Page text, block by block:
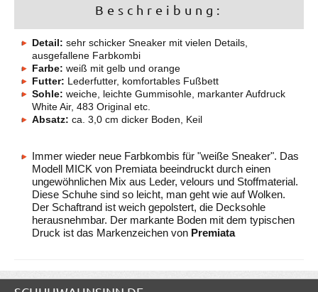
Beschreibung:
Detail: sehr schicker Sneaker mit vielen Details,
ausgefallene Farbkombi
Farbe: weiß mit gelb und orange
Futter: Lederfutter, komfortables Fußbett
Sohle: weiche, leichte Gummisohle, markanter Aufdruck
White Air, 483 Original etc.
Absatz: ca. 3,0 cm dicker Boden, Keil
Immer wieder neue Farbkombis für "weiße Sneaker". Das
Modell MICK von Premiata beeindruckt durch einen
ungewöhnlichen Mix aus Leder, velours und Stoffmaterial.
Diese Schuhe sind so leicht, man geht wie auf Wolken.
Der Schaftrand ist weich gepolstert, die Decksohle
herausnehmbar. Der markante Boden mit dem typischen
Druck ist das Markenzeichen von Premiata